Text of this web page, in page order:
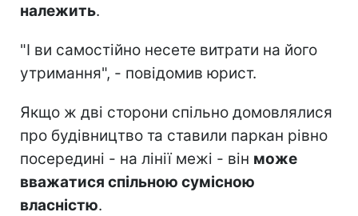
належить.
"І ви самостійно несете витрати на його
утримання", - повідомив юрист.
Якщо ж дві сторони спільно домовлялися
про будівництво та ставили паркан рівно
посередині - на лінії межі - він може
вважатися спільною сумісною
власністю.